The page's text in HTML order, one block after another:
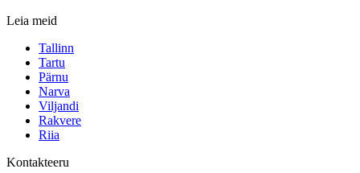
Leia meid
Tallinn
Tartu
Pärnu
Narva
Viljandi
Rakvere
Riia
Kontakteeru